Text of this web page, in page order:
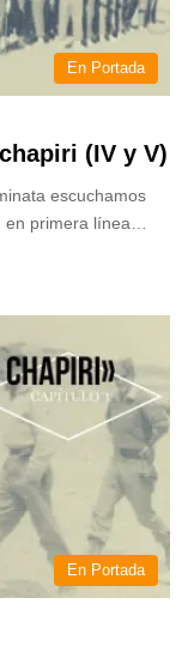
En Portada
(IV y V)
escuchamos
en primera línea…
En Portada